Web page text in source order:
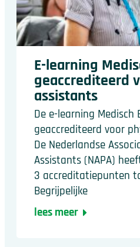
E-learning
geaccrediteerd
assistants
De e-learning Medisch
geaccrediteerd voor
De Nederlandse
Assistants (NAPA)
3 accreditatiepunten
Begrijpelijke
lees meer